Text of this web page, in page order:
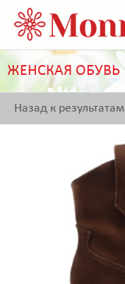
ЖЕНСКАЯ ОБУВЬ
Назад к результатам